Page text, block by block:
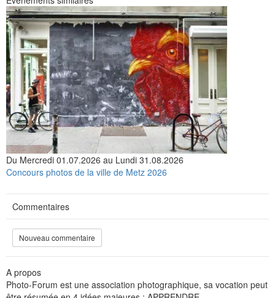
Du Mercredi 01.07.2026 au Lundi 31.08.2026
Concours photos de la ville de Metz 2026
Commentaires
Nouveau commentaire
A propos
Photo-Forum est une association photographique, sa vocation peut